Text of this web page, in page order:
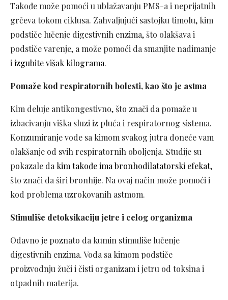
Takođe može pomoći u ublažavanju PMS-a i neprijatnih
grčeva tokom ciklusa. Zahvaljujući sastojku timolu, kim
podstiče lučenje digestivnih enzima, što olakšava i
podstiče varenje, a može pomoći da smanjite nadimanje
iizgubite višak kilograma.
Pomaže kod respiratornih bolesti, kao što je astma
Kim deluje antikongestivno, što znači da pomaže u
izbacivanju viška sluzi iz pluća i respiratornog sistema.
Konzumiranje vode sa kimom svakog jutra doneće vam
olakšanje od svih respiratornih oboljenja. Studije su
pokazale dakim takođe ima bronhodilatatorski efekat,
što znači da širi bronhije. Na ovaj način može pomoći i
kod problema uzrokovanih astmom.
Stimuliše detoksikaciju jetre i celog organizma
Odavno je poznato da kumin stimuliše lučenje
digestivnih enzima. Voda sa kimom podstiče
proizvodnju žuči i čisti organizam i jetru od toksina i
otpadnih materija.